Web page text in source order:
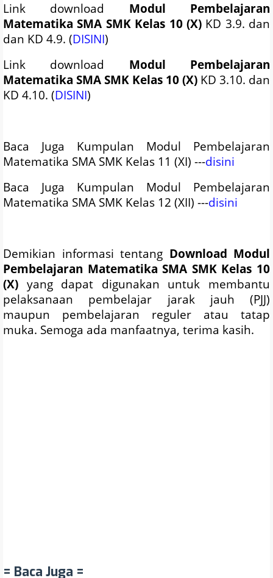
Link download Modul Pembelajaran
Matematika SMA SMK Kelas 10 (X) KD 3.9. dan
dan KD 4.9. (DISINI)
Link download Modul Pembelajaran
Matematika SMA SMK Kelas 10 (X) KD 3.10. dan
KD 4.10. (DISINI)
Baca Juga Kumpulan Modul Pembelajaran
Matematika SMA SMK Kelas 11 (XI) ---disini
Baca Juga Kumpulan Modul Pembelajaran
Matematika SMA SMK Kelas 12 (XII) ---disini
Demikian informasi tentang Download Modul
Pembelajaran Matematika SMA SMK Kelas 10
(X) yang dapat digunakan untuk membantu
pelaksanaan pembelajar jarak jauh (PJJ)
maupun pembelajaran reguler atau tatap
muka. Semoga ada manfaatnya, terima kasih.
= Baca Juga =